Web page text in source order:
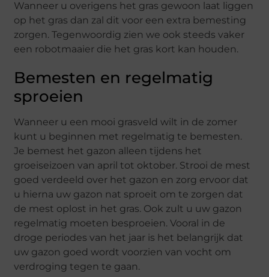
Wanneer u overigens het gras gewoon laat liggen
op het gras dan zal dit voor een extra bemesting
zorgen. Tegenwoordig zien we ook steeds vaker
een robotmaaier die het gras kort kan houden.
Bemesten en regelmatig
sproeien
Wanneer u een mooi grasveld wilt in de zomer
kunt u beginnen met regelmatig te bemesten.
Je bemest het gazon alleen tijdens het
groeiseizoen van april tot oktober. Strooi de mest
goed verdeeld over het gazon en zorg ervoor dat
u hierna uw gazon nat sproeit om te zorgen dat
de mest oplost in het gras. Ook zult u uw gazon
regelmatig moeten besproeien. Vooral in de
droge periodes van het jaar is het belangrijk dat
uw gazon goed wordt voorzien van vocht om
verdroging tegen te gaan.